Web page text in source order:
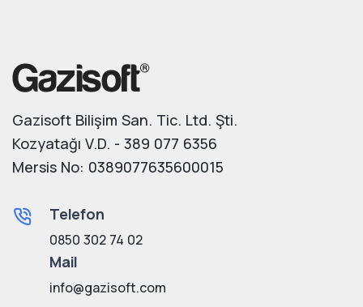
Gazisoft Bilişim San. Tic. Ltd. Şti.
Kozyatağı V.D. - 389 077 6356
Mersis No: 0389077635600015
Telefon
0850 302 74 02
Mail
info@gazisoft.com